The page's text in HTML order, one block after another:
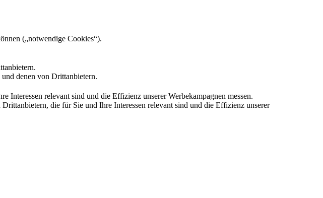
(„notwendige Cookies“).
denen von Drittanbietern.
Interessen relevant sind und die Effizienz unserer Werbekampagnen messen.
die für Sie und Ihre Interessen relevant sind und die Effizienz unserer